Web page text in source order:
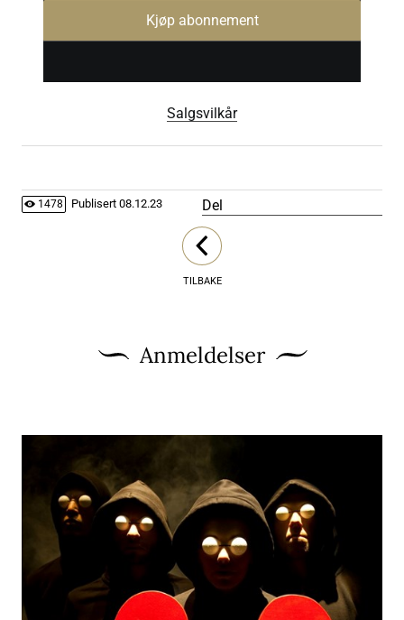
Kjøp abonnement
Salgsvilkår
1478 Publisert 08.12.23
TILBAKE
Del
Anmeldelser